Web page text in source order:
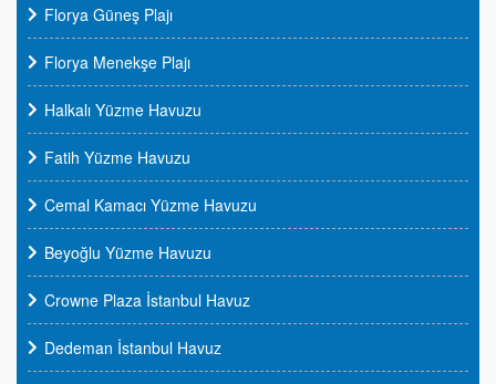
Florya Güneş Plajı
Florya Menekşe Plajı
Halkalı Yüzme Havuzu
Fatih Yüzme Havuzu
Cemal Kamacı Yüzme Havuzu
Beyoğlu Yüzme Havuzu
Crowne Plaza İstanbul Havuz
Dedeman İstanbul Havuz